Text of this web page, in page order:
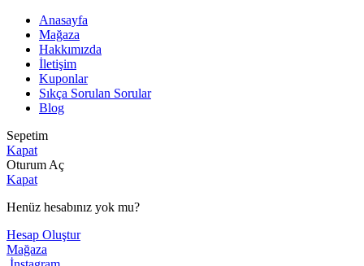
Anasayfa
Mağaza
Hakkımızda
İletişim
Kuponlar
Sıkça Sorulan Sorular
Blog
Sepetim
Kapat
Oturum Aç
Kapat
Henüz hesabınız yok mu?
Hesap Oluştur
Mağaza